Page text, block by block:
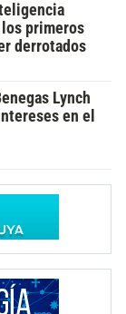
primeros
derrotados
Lynch
en el